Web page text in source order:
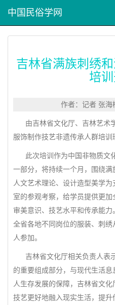
中国民俗学网
吉林省满族刺绣
培
作者：记者 张海
由吉林省文化厅、吉林艺术
服饰制作技艺非遗传承人群培训
此次培训作为中国非物质文
一部分，将持续一个月，围绕
人文艺术理论、设计造型美学
室的参观考察，给学员提供更
审美意识、技艺水平和传承能
全省各地不同岗位的服装、刺
人参加。
吉林省文化厅相关负责人表
的重要组成部分，与现代生活
人生存发展的保障，吉林省文
技艺更好地融入现实生活，提